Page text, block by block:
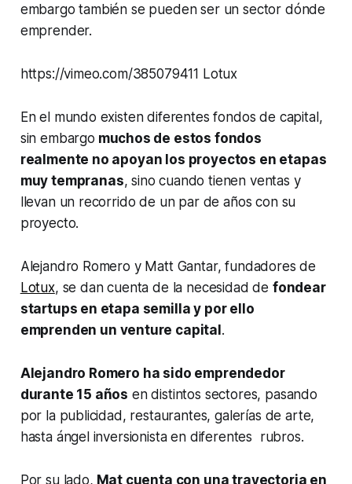
embargo también se pueden ser un sector dónde
emprender.
https://vimeo.com/385079411 Lotux
En el mundo existen diferentes fondos de capital,
sin embargo muchos de estos fondos
realmente no apoyan los proyectos en etapas
muy tempranas, sino cuando tienen ventas y
llevan un recorrido de un par de años con su
proyecto.
Alejandro Romero y Matt Gantar, fundadores de
Lotux, se dan cuenta de la necesidad de fondear
startups en etapa semilla y por ello
emprenden un venture capital.
Alejandro Romero ha sido emprendedor
durante 15 años en distintos sectores, pasando
por la publicidad, restaurantes, galerías de arte,
hasta ángel inversionista en diferentes rubros.
Por su lado, Mat cuenta con una trayectoria en